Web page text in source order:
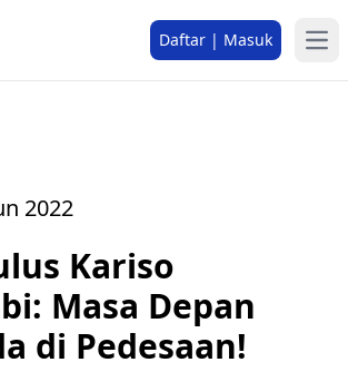
Daftar | Masuk
2022
Kariso
Masa Depan
di Pedesaan!